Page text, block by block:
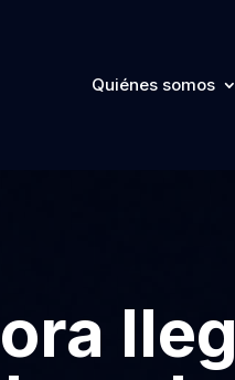
Quiénes somos